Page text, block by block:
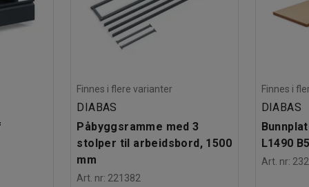
Finnes i flere varianter
DIABAS
Påbyggsramme med 3
stolper til arbeidsbord, 1500
mm
Art. nr: 221382
Finnes i
DIABAS
L1490
Art. nr: